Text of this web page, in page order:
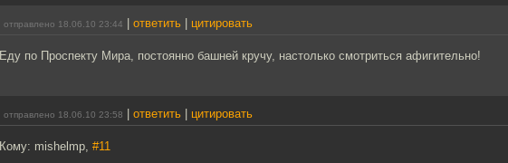
отправлено 18.06.10 23:44 ответить цитировать
Еду по Проспекту Мира, постоянно башней кручу, настолько смотриться афигительно!
отправлено 18.06.10 23:58 ответить цитировать
Кому: mishelmp, #11